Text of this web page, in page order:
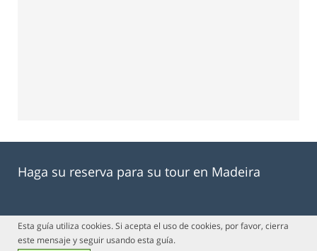
Haga su reserva para su tour en Madeira
Esta guía utiliza cookies. Si acepta el uso de cookies, por favor, cierra
este mensaje y seguir usando esta guía.